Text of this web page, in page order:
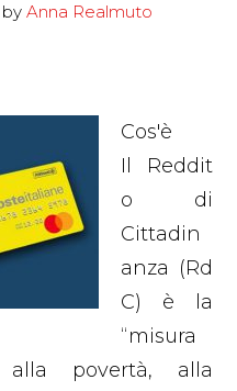
Anna Realmuto
Cos'è
Il Reddit
o di
Cittadin
anza (Rd
C) è la
“misura
povertà, alla